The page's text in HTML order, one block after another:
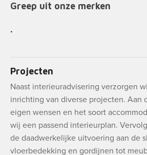
Greep uit onze merken
.
Projecten
Naast interieuradvisering verzorgen
inrichting van diverse projecten. Aan
eigen wensen en het soort
wij een passend interieurplan.
de daadwerkelijke uitvoering aan de
vloerbedekking en gordijnen tot